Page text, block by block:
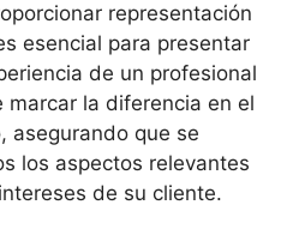
representación
esencial para presentar
de un profesional
la diferencia en el
asegurando que se
los aspectos relevantes
de su cliente.